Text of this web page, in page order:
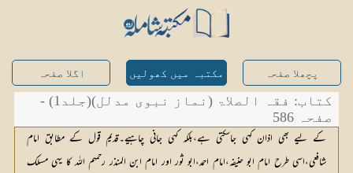
پچھلا صفحہ مکتبہ میں کھولیں اگلا صفحہ
کتاب: فقہ الصلاۃ (نماز نبوی مدلل)(جلد1) -
صفحہ 586
کے لیے بھی اذان کہی جاسکتی ہے،بلکہ کہی جانی چاہیے۔قدیم قول کے مطابق امام
شافعی،اسی طرح امام ابو حنیفہ،امام احمد،ابو ثور اور امام ابن المنذر رحمہم اللہ کا یہی مسلک